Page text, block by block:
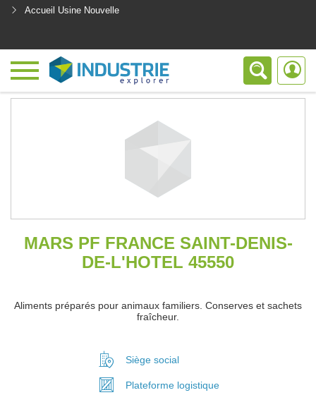
Accueil Usine Nouvelle
MARS PF FRANCE SAINT-DENIS-
DE-L'HOTEL 45550
Aliments préparés pour animaux familiers. Conserves et sachets
fraîcheur.
Siège social
Plateforme logistique